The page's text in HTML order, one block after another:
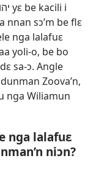
nnan sɔ’m be flɛ
nga lalafuɛ
yoli-o, be bo
sa-ɔ. Angle
Zoova’n,
nga Wiliamun
nga lalafuɛ
niɔn?